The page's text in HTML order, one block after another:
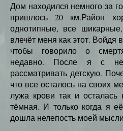
Дом находился немного за
пришлось 20 км.Район
однотипные, все
влечёт меня как этот. Войдя
чтобы говорило о
недавно. После я с
рассматривать детскую.
что все осталось на своих
лужа крови так и
тёмная. И только когда я
дошла нелепость моей